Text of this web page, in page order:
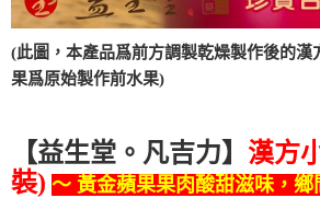
(此圖，本產品爲前方調製乾燥製作後的漢
果爲原始製作前水果)
【益生堂。凡吉力】 漢方
裝) ～ 黃金蘋果果肉酸甜滋味，鄉